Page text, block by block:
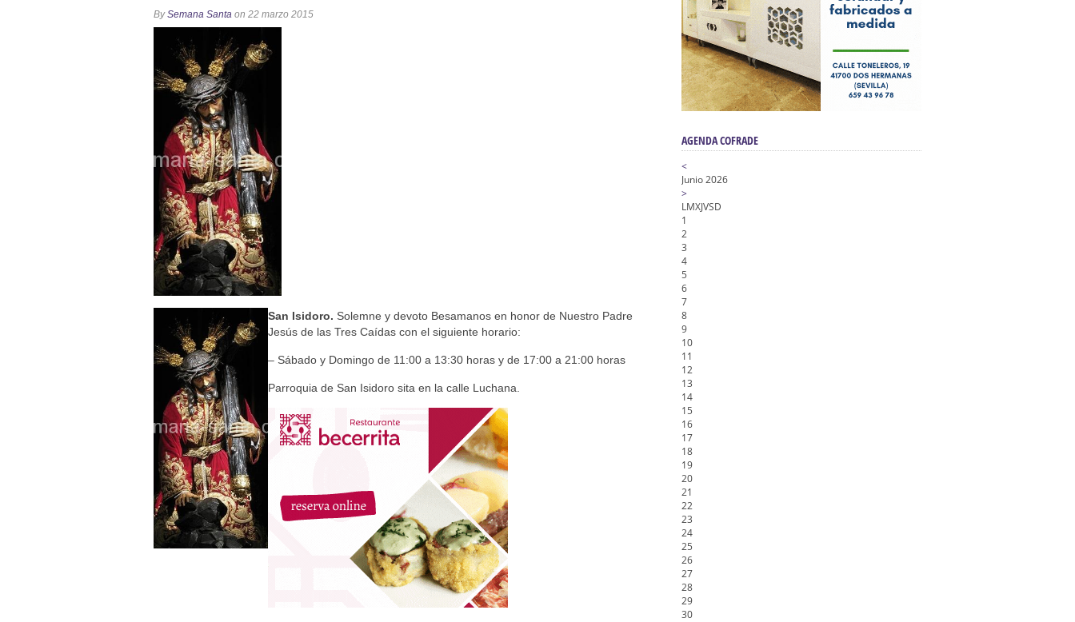
Función Principal de Instituto a la Virgen del Valle
Besapié y Besamano en la Quinta Angustia
Gitanos: Besamanos del Señor de la Salud
Besamanos del Señor de la Divina Misericordia, Vía Crucis y Traslado – Siete Palabras
BySemana Santa on 22 marzo 2015
San Isidoro. Solemne y devoto Besamanos en honor de Nuestro Padre
Jesús de las Tres Caídas con el siguiente horario:
– Sábado y Domingo de 11:00 a 13:30 horas y de 17:00 a 21:00 horas
Parroquia de San Isidoro sita en la calle Luchana.
AGENDA COFRADE
<
Junio 2026
>
LMXJVSD
1
2
3
4
5
6
7
8
9
10
11
12
13
14
15
16
17
18
19
20
21
22
23
24
25
26
27
28
29
30